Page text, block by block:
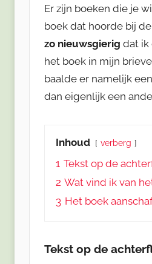
Er zijn boeken die je
boek dat hoorde bij
zo nieuwsgierig dat ik
het boek in mijn
baalde er namelijk
dan eigenlijk een
Inhoud verberg
1 Tekst op de
2 Wat vind ik van
3 Het boek
Tekst op de